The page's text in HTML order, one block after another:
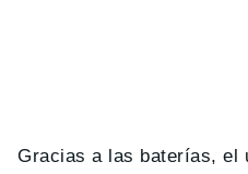
Gracias a las baterías, el